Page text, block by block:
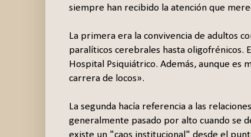
siempre han recibido la atención que
La primera era la convivencia de adultos
paralíticos cerebrales hasta oligofrénicos.
Hospital Psiquiátrico. Además, aunque es
carrera de locos».
La segunda hacía referencia a las
generalmente pasado por alto cuando se
existe un "caos institucional" desde el